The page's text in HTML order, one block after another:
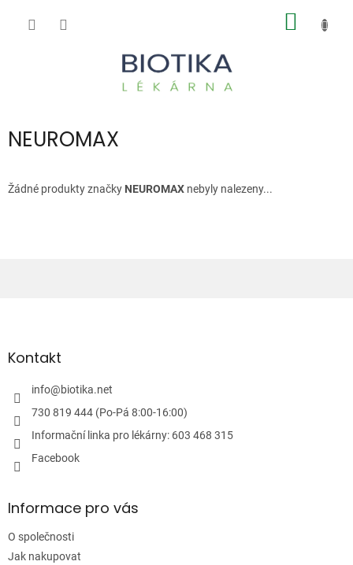
NEUROMAX
Žádné produkty značky NEUROMAX nebyly nalezeny...
aKontakt
info@biotika.net
730 819 444 (Po-Pá 8:00-16:00)
Informační linka pro lékárny: 603 468 315
Facebook
Informace pro vás
O společnosti
Jak nakupovat